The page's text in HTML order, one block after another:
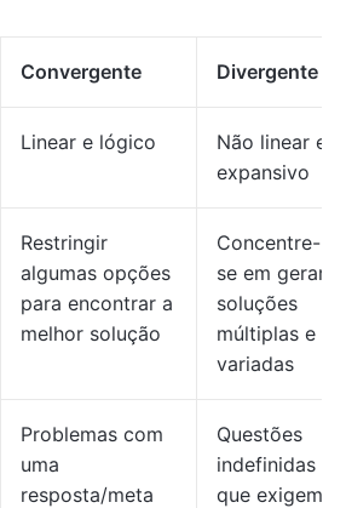
Convergente Divergente
Linear e lógico
Não linear e
expansivo
Restringir
algumas opções
para encontrar a
melhor solução
Concentre-
se em gerar
soluções
múltiplas e
variadas
Problemas com
uma
resposta/meta
Questões
indefinidas
que exigem